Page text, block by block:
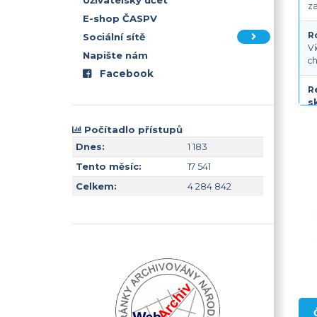
E-shop ČASPV
Sociální sítě
Napište nám
Facebook
Počítadlo přístupů
Dnes:
1 183
Tento měsíc:
17 541
Celkem:
4 284 842